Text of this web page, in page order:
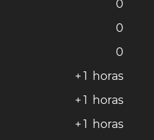
0
0
0
+ 1 horas
+ 1 horas
+ 1 horas